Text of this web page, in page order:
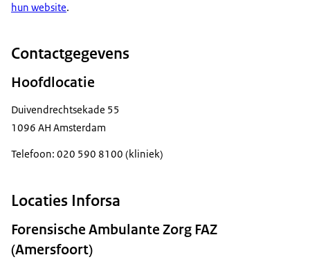
hun website.
Contactgegevens
Hoofdlocatie
Duivendrechtsekade 55
1096 AH Amsterdam
Telefoon: 020 590 8100 (kliniek)
Locaties Inforsa
Forensische Ambulante Zorg FAZ
(Amersfoort)